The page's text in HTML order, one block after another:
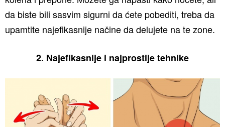
da biste bili sasvim sigurni da ćete pobediti, treba da
upamtite najefikasnije načine da delujete na te zone.
2. Najefikasnije i najprostije tehnike